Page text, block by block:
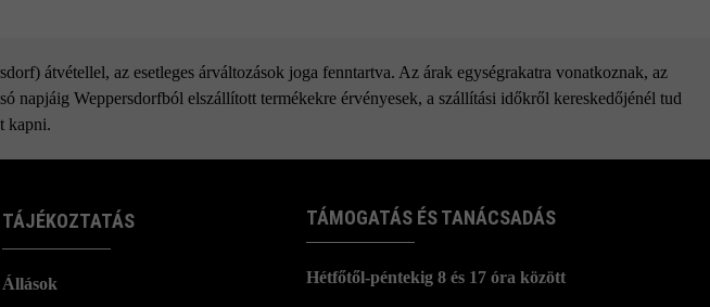
átvétellel, az esetleges árváltozások joga fenntartva. Az árak egységrakatra vonatkoznak, az
napjáig Weppersdorfból elszállított termékekre érvényesek, a szállítási időkről kereskedőjénél tud
kapni.
TÁJÉKOZTATÁS
Állások
TÁMOGATÁS ÉS TANÁCSADÁS
Hétfőtől-péntekig 8 és 17 óra között